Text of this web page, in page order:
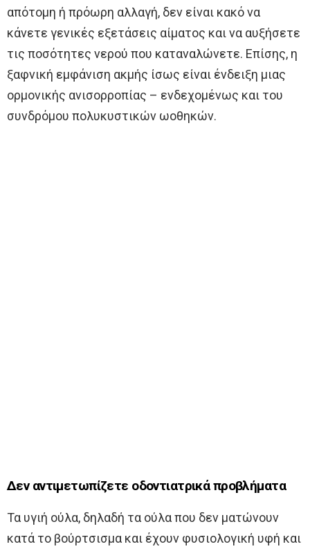
απότομη ή πρόωρη αλλαγή, δεν είναι κακό να
κάνετε γενικές εξετάσεις αίματος και να αυξήσετε
τις ποσότητες νερού που καταναλώνετε. Επίσης, η
ξαφνική εμφάνιση ακμής ίσως είναι ένδειξη μιας
ορμονικής ανισορροπίας – ενδεχομένως και του
συνδρόμου πολυκυστικών ωοθηκών.
Δεν αντιμετωπίζετε οδοντιατρικά προβλήματα
Τα υγιή ούλα, δηλαδή τα ούλα που δεν ματώνουν
κατά το βούρτσισμα και έχουν φυσιολογική υφή και